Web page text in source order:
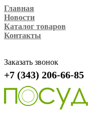
Главная
Новости
Каталог товаров
Контакты
Заказать звонок
+7 (343) 206-66-85